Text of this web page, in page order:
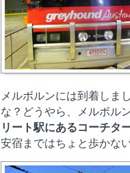
メルボルンには到着しま
な？どうやら、メルボル
リート駅にあるコーチタ
安宿まではちょと歩かな